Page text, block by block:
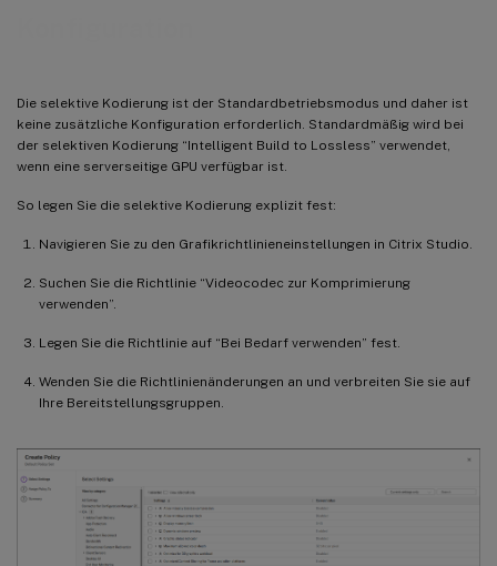
Die selektive Kodierung ist der Standardbetriebsmodus und daher ist
keine zusätzliche Konfiguration erforderlich. Standardmäßig wird bei
der selektiven Kodierung “Intelligent Build to Lossless” verwendet,
wenn eine serverseitige GPU verfügbar ist.
So legen Sie die selektive Kodierung explizit fest:
Navigieren Sie zu den Grafikrichtlinieneinstellungen in Citrix Studio.
Suchen Sie die Richtlinie “Videocodec zur Komprimierung
verwenden”.
Legen Sie die Richtlinie auf “Bei Bedarf verwenden” fest.
Wenden Sie die Richtlinienänderungen an und verbreiten Sie sie auf
Ihre Bereitstellungsgruppen.